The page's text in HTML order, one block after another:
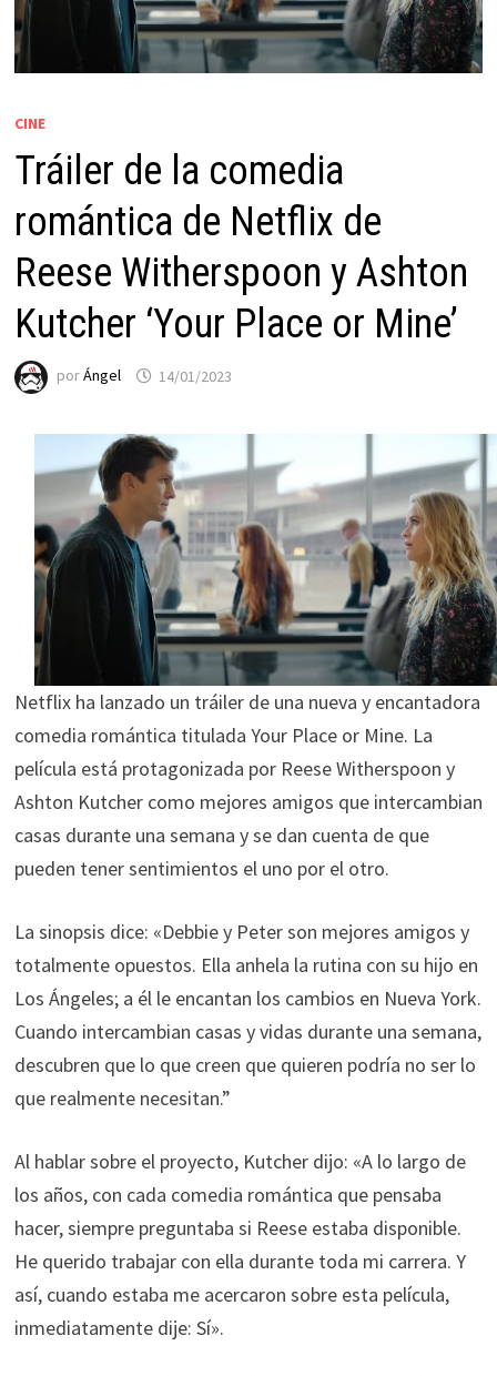
CINE
Tráiler de la comedia
romántica de Netflix de
Reese Witherspoon y Ashton
Kutcher ‘Your Place or Mine’
porÁngel 14/01/2023
Netflix ha lanzado un tráiler de una nueva y encantadora
comedia romántica titulada Your Place or Mine. La
película está protagonizada por Reese Witherspoon y
Ashton Kutcher como mejores amigos que intercambian
casas durante una semana y se dan cuenta de que
pueden tener sentimientos el uno por el otro.
La sinopsis dice: «Debbie y Peter son mejores amigos y
totalmente opuestos. Ella anhela la rutina con su hijo en
Los Ángeles; a él le encantan los cambios en Nueva York.
Cuando intercambian casas y vidas durante una semana,
descubren que lo que creen que quieren podría no ser lo
que realmente necesitan.”
Al hablar sobre el proyecto, Kutcher dijo: «A lo largo de
los años, con cada comedia romántica que pensaba
hacer, siempre preguntaba si Reese estaba disponible.
He querido trabajar con ella durante toda mi carrera. Y
así, cuando estaba me acercaron sobre esta película,
inmediatamente dije: Sí».